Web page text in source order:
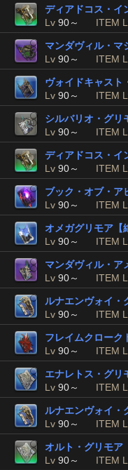
ディアドコス・イ
Lv 90～ ITEM
マンダヴィル・マ
Lv 90～ ITEM
ヴォイドキャスト
Lv 90～ ITEM
シルバリオ・グリ
Lv 90～ ITEM
ディアドコス・イ
Lv 90～ ITEM
ブック・オブ・ア
Lv 90～ ITEM
オメガグリモア【
Lv 90～ ITEM
マンダヴィル・ア
Lv 90～ ITEM
ルナエンヴォイ・
Lv 90～ ITEM
フレイムクローク
Lv 90～ ITEM
エナレトス・グリ
Lv 90～ ITEM
ルナエンヴォイ・
Lv 90～ ITEM
オルト・グリモア
Lv 90～ ITEM